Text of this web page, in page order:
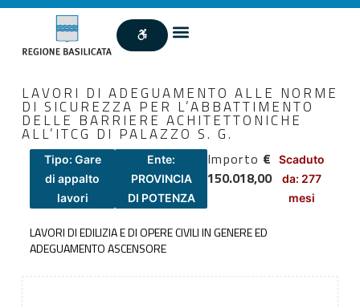
LAVORI DI ADEGUAMENTO ALLE NORME
DI SICUREZZA PER L’ABBATTIMENTO
DELLE BARRIERE ACHITETTONICHE
ALL’ITCG DI PALAZZO S. G.
Tipo: Gare
di appalto
lavori
Ente:
PROVINCIA
DI POTENZA
Importo €
150.018,00
Scaduto
da: 277
mesi
LAVORI DI EDILIZIA E DI OPERE CIVILI IN GENERE ED
ADEGUAMENTO ASCENSORE